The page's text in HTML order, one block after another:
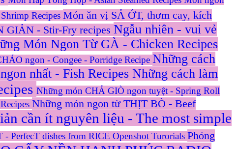
Recipes Món ăn vị SẢ ỚT, thơm cay, kích
- Stir-Fry recipes Ngẫu nhiên - vui vẻ
Món Ngon Từ GÀ - Chicken Recipes
ngon - Congee - Porridge Recipe Những cách
nhất - Fish Recipes Những cách làm
Những món CHẢ GIÒ ngon tuyệt - Spring Roll
Những món ngon từ THỊT BÒ - Beef
cần ít nguyên liệu - The most simple
PerfecT dishes from RICE Openshot Turorials Phỏng